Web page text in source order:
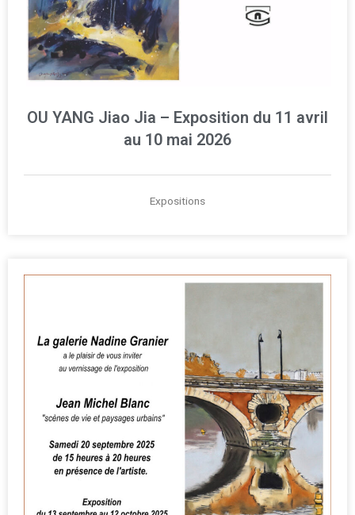
OU YANG Jiao Jia – Exposition du 11 avril
au 10 mai 2026
Expositions